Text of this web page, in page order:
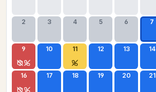
2 3 4 5 6 7
9 10 11 12 13 14
16 17 18 19 20 21